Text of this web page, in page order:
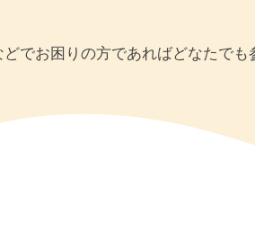
でお困りの方であればどなたで